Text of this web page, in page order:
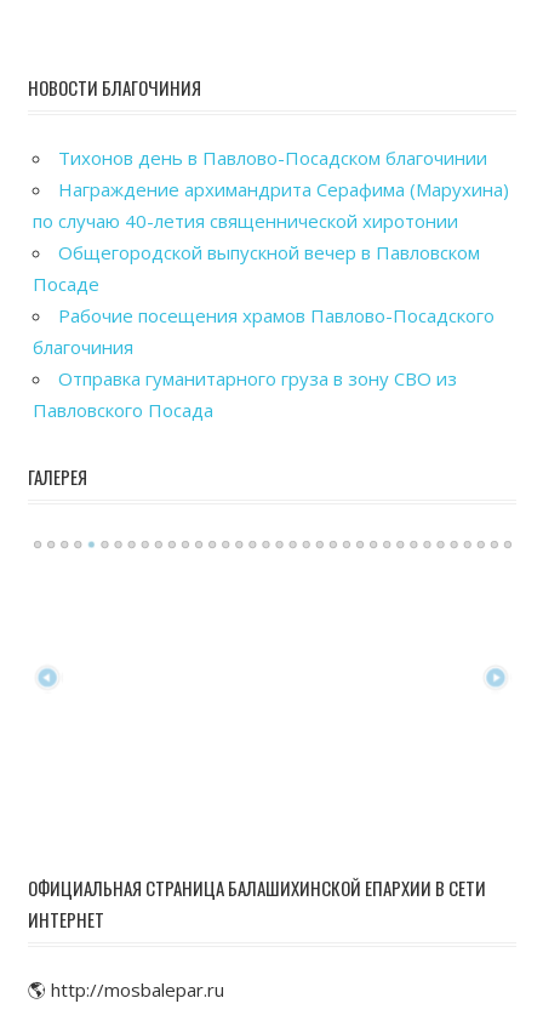
НОВОСТИ БЛАГОЧИНИЯ
Тихонов день в Павлово-Посадском благочинии
Награждение архимандрита Серафима (Марухина)
по случаю 40-летия священнической хиротонии
Общегородской выпускной вечер в Павловском
Посаде
Рабочие посещения храмов Павлово-Посадского
благочиния
Отправка гуманитарного груза в зону СВО из
Павловского Посада
ГАЛЕРЕЯ
ОФИЦИАЛЬНАЯ СТРАНИЦА БАЛАШИХИНСКОЙ ЕПАРХИИ В СЕТИ
ИНТЕРНЕТ
🌎 http://mosbalepar.ru